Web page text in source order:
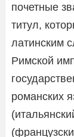
почетные
титул,
латинским
Римской
романских